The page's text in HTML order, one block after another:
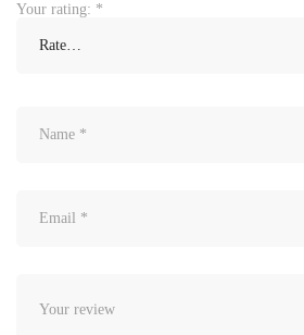
Your rating: *